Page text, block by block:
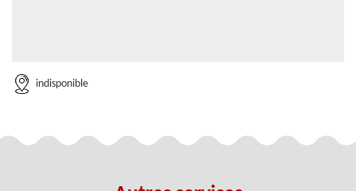
indisponible